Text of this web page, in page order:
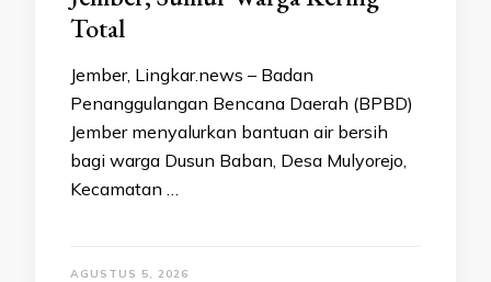
Total
Jember, Lingkar.news – Badan
Penanggulangan Bencana Daerah (BPBD)
Jember menyalurkan bantuan air bersih
bagi warga Dusun Baban, Desa Mulyorejo,
Kecamatan …
AGUSTUS 5, 2026